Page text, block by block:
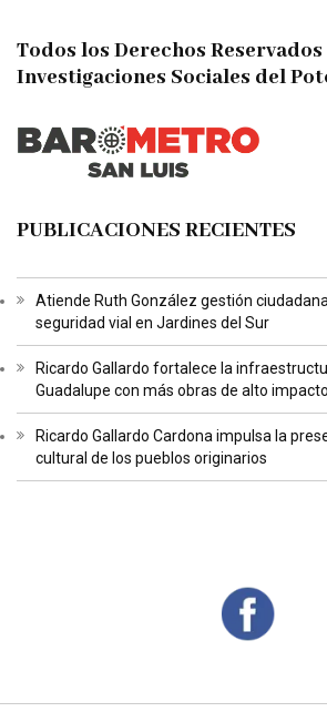
Todos los Derechos
Investigaciones Sociales del
PUBLICACIONES RECIENTES
Atiende Ruth González gestión
seguridad vial en Jardines del Sur
Ricardo Gallardo fortalece la
Guadalupe con más obras de alto impacto
Ricardo Gallardo Cardona impulsa la
cultural de los pueblos originarios